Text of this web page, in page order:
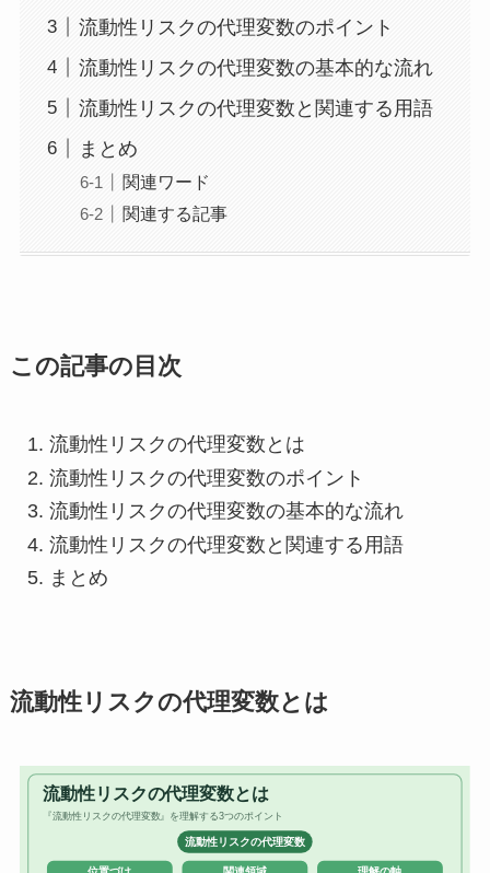
流動性リスクの代理変数のポイント
流動性リスクの代理変数の基本的な流れ
流動性リスクの代理変数と関連する用語
まとめ
関連ワード
関連する記事
この記事の目次
流動性リスクの代理変数とは
流動性リスクの代理変数のポイント
流動性リスクの代理変数の基本的な流れ
流動性リスクの代理変数と関連する用語
まとめ
流動性リスクの代理変数とは